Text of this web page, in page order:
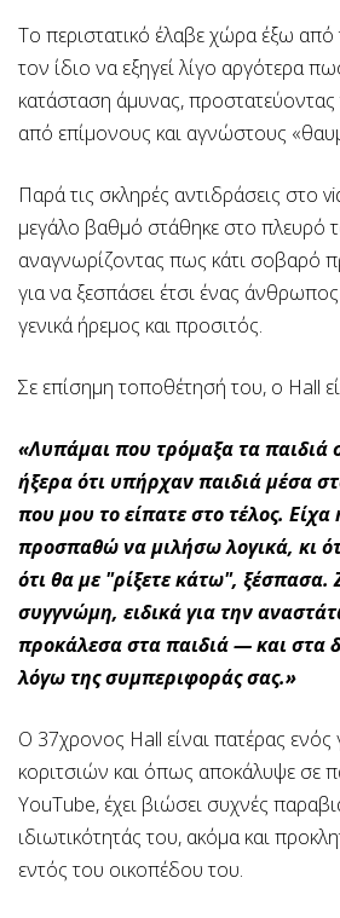
Το περιστατικό έλαβε χώρα έξω από
τον ίδιο να εξηγεί λίγο αργότερα
κατάσταση άμυνας, προστατεύοντας
από επίμονους και αγνώστους
Παρά τις σκληρές αντιδράσεις στο
μεγάλο βαθμό στάθηκε στο πλευρό
αναγνωρίζοντας πως κάτι σοβαρό
για να ξεσπάσει έτσι ένας
γενικά ήρεμος και προσιτός.
Σε επίσημη τοποθέτησή του, ο Hall
«Λυπάμαι που τρόμαξα τα παιδιά
ήξερα ότι υπήρχαν παιδιά μέσα
που μου το είπατε στο τέλος.
προσπαθώ να μιλήσω λογικά, κι
ότι θα με "ρίξετε κάτω", ξέσπασα.
συγγνώμη, ειδικά για την
προκάλεσα στα παιδιά — και στα
λόγω της συμπεριφοράς σας.»
Ο 37χρονος Hall είναι πατέρας ενός
κοριτσιών και όπως αποκάλυψε σε
YouTube, έχει βιώσει συχνές
ιδιωτικότητάς του, ακόμα και
εντός του οικοπέδου του.